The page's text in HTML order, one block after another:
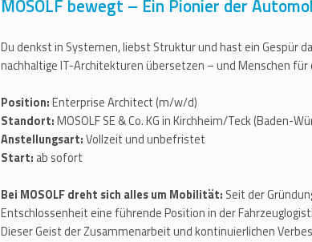
MOSOLF bewegt – Ein Pionier der
Du denkst in Systemen, liebst Struktur und hast ein Gespür
nachhaltige IT-Architekturen übersetzen – und Menschen
Position:Enterprise Architect (m/w/d)
Standort:MOSOLF SE & Co. KG in Kirchheim/Teck (Baden-
Anstellungsart:Vollzeit und unbefristet
Start: ab sofort
Bei MOSOLF dreht sich alles um Mobilität: Seit der
Entschlossenheit eine führende Position in der
Dieser Geist der Zusammenarbeit und kontinuierlichen